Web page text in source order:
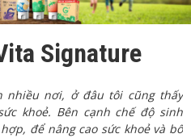
Signature
nhiều nơi, ở đâu tôi cũng thấy
khoẻ. Bên cạnh chế độ sinh
để nâng cao sức khoẻ và bổ